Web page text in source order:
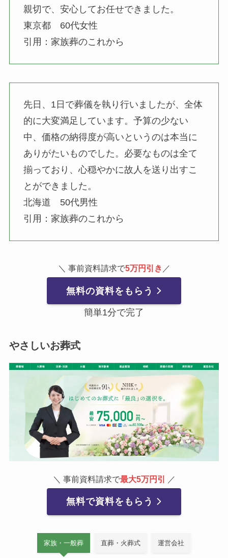
親切で、安心してお任せできました。
東京都 60代女性
引用：家族葬のこれから
先日、1日で葬儀を執り行いましたが、全体
的に大変満足しています。予算の少ない
中、価格の納得度が高いというのは本当に
ありがたいものでした。必要なものは全て
揃っており、心穏やかに故人を送り出すこ
とができました。
北海道 50代男性
引用：家族葬のこれから
＼ 事前資料請求で5万円引き ／
無料の資料をもらう
簡単1分で完了
やさしいお葬式
＼ 事前資料請求で最大5万円引 ／
無料で資料をもらう
家族・一般葬 直葬・火葬式 運営会社